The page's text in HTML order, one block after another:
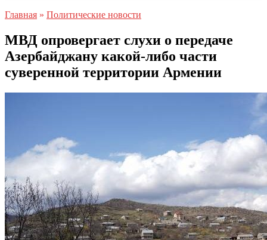
Главная » Политические новости
МВД опровергает слухи о передаче
Азербайджану какой-либо части
суверенной территории Армении